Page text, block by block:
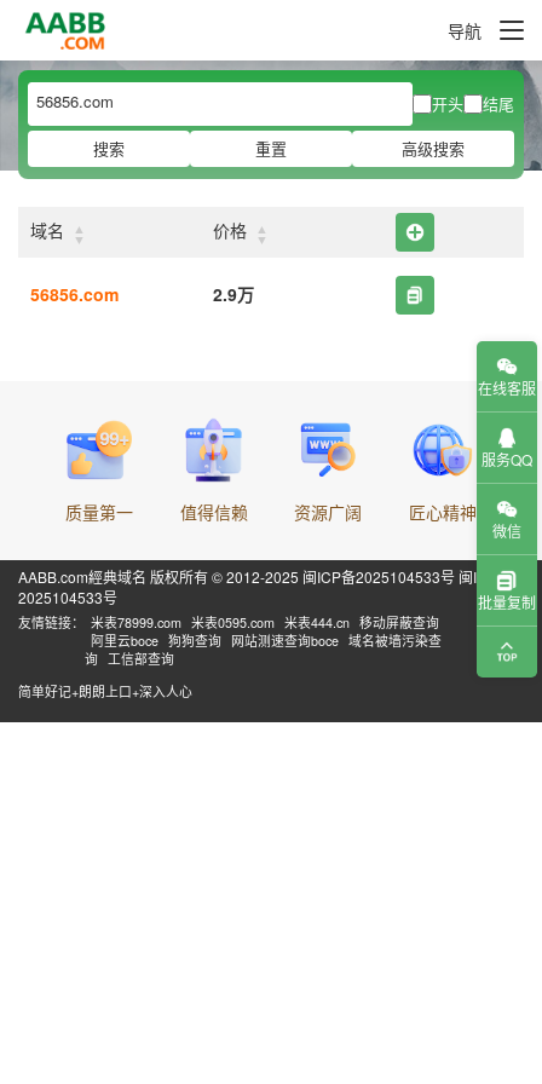
导航
开头
结尾
搜索
重置 高级搜索
域名 ▲
▼ 价格 ▲
▼
56856.com 2.9万
质量第一 值得信赖 资源广阔 匠心精神
AABB.com經典域名 版权所有 © 2012-2025 闽ICP备2025104533号 闽ICP备
2025104533号
友情链接： 米表78999.com 米表0595.com 米表444.cn 移动屏蔽查询
阿里云boce 狗狗查询 网站测速查询boce 域名被墙污染查
询 工信部查询
简单好记+朗朗上口+深入人心
在线客服
服务QQ
微信
批量复制